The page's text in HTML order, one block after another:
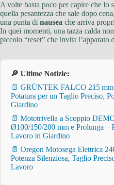
A volte basta poco per capire che lo
quella pesantezza che sale dopo
una punta di nausea che arriva
In quei momenti, una tazza calda
piccolo “reset” che invita l’apparato
🔎 Ultime Notizie:
📄 GRÜNTEK FALCO 215 mm
Potatura per un Taglio Preciso,
Giardino
📄 Mototrivella a Scoppio
Ø100/150/200 mm e Prolunga –
Lavoro in Giardino
📄 Oregon Motosega Elettrica
Potenza Silenziosa, Taglio
Lavoro